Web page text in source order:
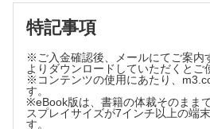
D 発症予測不可能なもの（＝起き
敗血症・細菌感染症／椎体圧迫骨
症／ステロイド筋症
時系列でとらえるステロイド副作用
1 少量／-10mg
3 高用量／40-60mg
特記事項
※ご入金確認後、メールにてご案内
よりダウンロードしていただくとご
※コンテンツの使用にあたり、
す。
※eBook版は、書籍の体裁そのまま
スプレイサイズが7インチ以上の端
す。